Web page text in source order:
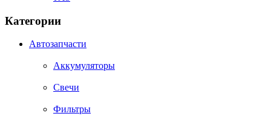
Категории
Автозапчасти
Аккумуляторы
Свечи
Фильтры